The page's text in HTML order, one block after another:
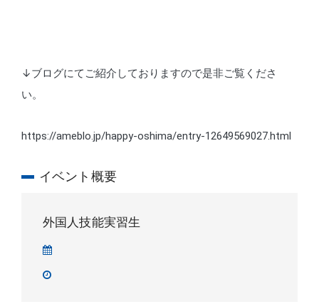
↓ブログにてご紹介しておりますので是非ご覧くださ
い。
https://ameblo.jp/happy-oshima/entry-12649569027.html
イベント概要
外国人技能実習生